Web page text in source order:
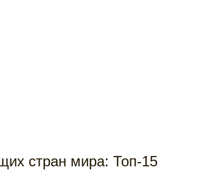
стран мира: Топ-15